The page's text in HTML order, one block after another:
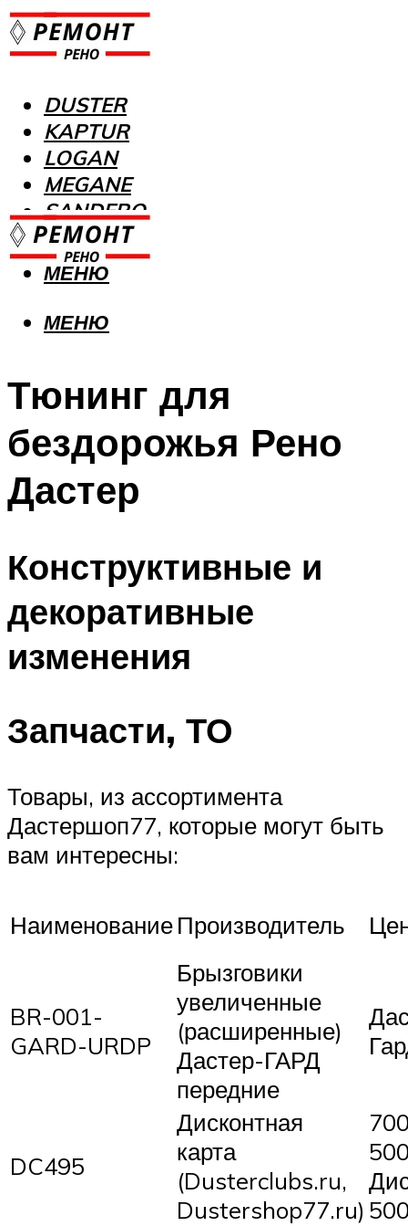
DUSTER
KAPTUR
LOGAN
MEGANE
SANDERO
МЕНЮ
МЕНЮ
Тюнинг для
бездорожья Рено
Дастер
Конструктивные и
декоративные
изменения
Запчасти, ТО
Товары, из ассортимента
Дастершоп77, которые могут быть
вам интересны:
НаименованиеПроизводитель
BR-001-
GARD-URDP
Брызговики
увеличенные
(расширенные)
Дастер-ГАРД
передние
DC495
Дисконтная
карта
(Dusterclubs.ru,
Dustershop77.ru)